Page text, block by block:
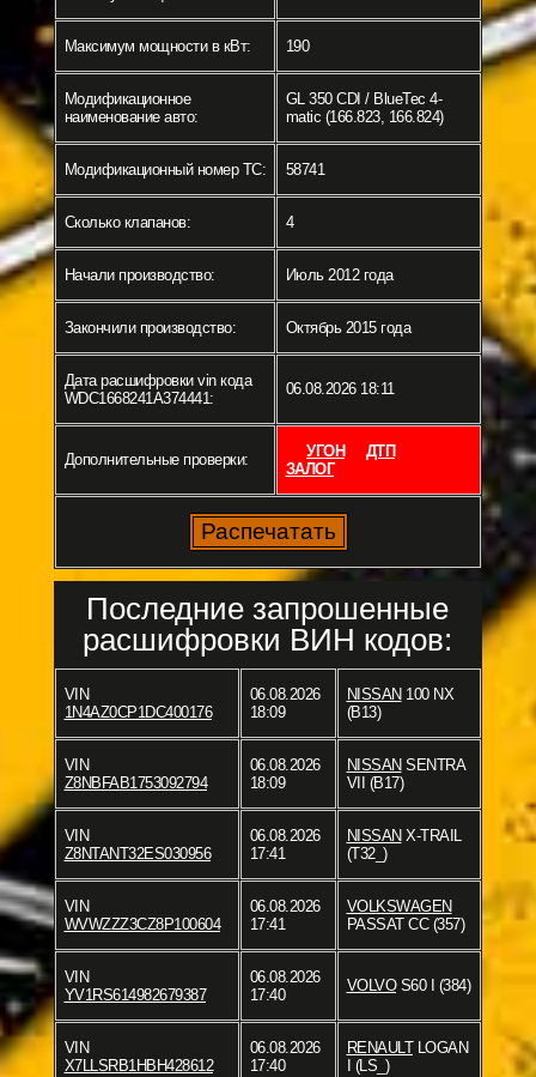
Максимум мощности в кВт: 190
Модификационное
наименование авто:
GL 350 CDI / BlueTec 4-
matic (166.823, 166.824)
Модификационный номер ТС: 58741
Сколько клапанов: 4
Начали производство: Июль 2012 года
Закончили производство: Октябрь 2015 года
Дата расшифровки vin кода
WDC1668241A374441:
06.08.2026 18:11
Дополнительные проверки: УГОН
ДТП
ЗАЛОГ
Последние запрошенные
расшифровки ВИН кодов:
VIN
1N4AZ0CP1DC400176
06.08.2026
18:09
NISSAN 100 NX
(B13)
VIN
Z8NBFAB1753092794
06.08.2026
18:09
NISSAN SENTRA
VII (B17)
VIN
Z8NTANT32ES030956
06.08.2026
17:41
NISSAN X-TRAIL
(T32_)
VIN
WVWZZZ3CZ8P100604
06.08.2026
17:41
VOLKSWAGEN
PASSAT CC (357)
VIN
YV1RS614982679387
06.08.2026
17:40
VOLVOS60 I (384)
VIN
X7LLSRB1HBH428612
06.08.2026
17:40
RENAULTLOGAN
I (LS_)